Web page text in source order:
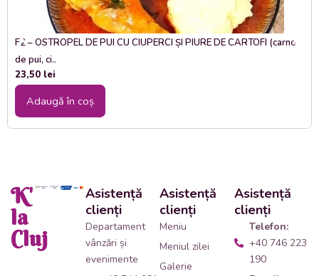
F2 – OSTROPEL DE PUI CU CIUPERCI ȘI PIURE DE CARTOFI (carne
de pui, ci..
23,50 lei
Adaugă în coș
K'
la
Cluj
Asistență
clienți
Departament
vânzări și
evenimente
Asistență
clienți
Meniu
Meniul zilei
Galerie
Asistență
clienți
Telefon:
+40 746 223
190